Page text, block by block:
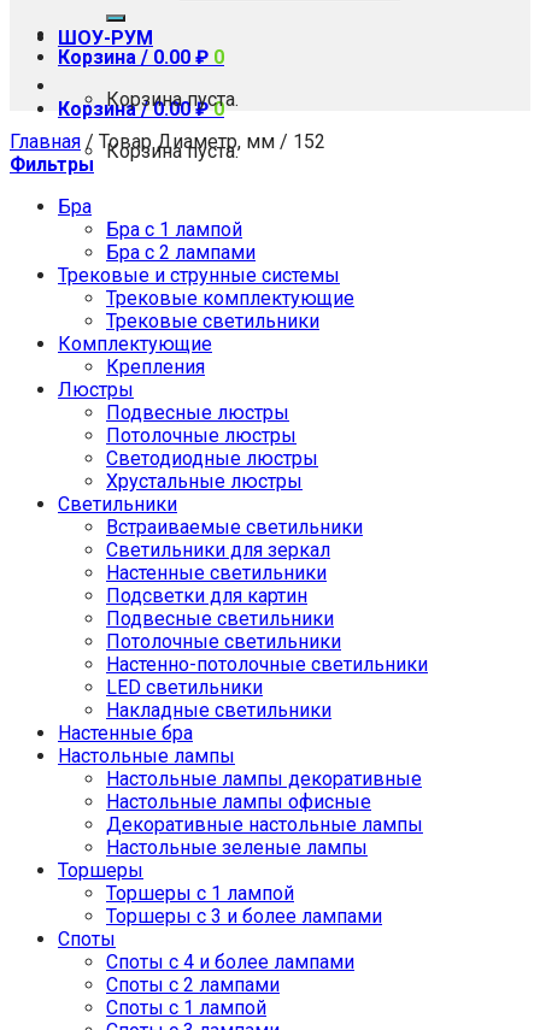
ШОУ-РУМ
Корзина /0.00₽ 0
Корзина пуста.
Корзина / 0.00 ₽ 0
Корзина пуста.
Главная / Товар Диаметр, мм / 152
Фильтры
Бра
Бра с 1 лампой
Бра с 2 лампами
Трековые и струнные системы
Трековые комплектующие
Трековые светильники
Комплектующие
Крепления
Люстры
Подвесные люстры
Потолочные люстры
Светодиодные люстры
Хрустальные люстры
Светильники
Встраиваемые светильники
Светильники для зеркал
Настенные светильники
Подсветки для картин
Подвесные светильники
Потолочные светильники
Настенно-потолочные светильники
LED светильники
Накладные светильники
Настенные бра
Настольные лампы
Настольные лампы декоративные
Настольные лампы офисные
Декоративные настольные лампы
Настольные зеленые лампы
Торшеры
Торшеры с 1 лампой
Торшеры с 3 и более лампами
Споты
Споты с 4 и более лампами
Споты с 2 лампами
Споты с 1 лампой